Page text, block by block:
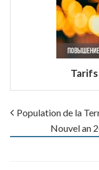
Population de la
Nouvel an